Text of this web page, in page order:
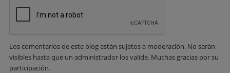
Los comentarios de este blog están sujetos a moderación. No serán
visibles hasta que un administrador los valide. Muchas gracias por su
participación.